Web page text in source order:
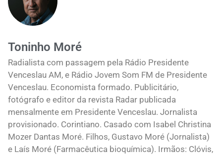
Toninho Moré
Radialista com passagem pela Rádio Presidente
Venceslau AM, e Rádio Jovem Som FM de Presidente
Venceslau. Economista formado. Publicitário,
fotógrafo e editor da revista Radar publicada
mensalmente em Presidente Venceslau. Jornalista
provisionado. Corintiano. Casado com Isabel Christina
Mozer Dantas Moré. Filhos, Gustavo Moré (Jornalista)
e Laís Moré (Farmacêutica bioquímica). Irmãos: Clóvis,